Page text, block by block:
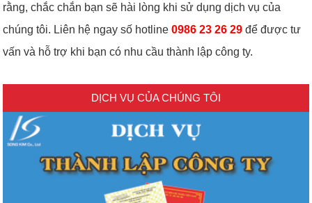
rằng, chắc chắn bạn sẽ hài lòng khi sử dụng dịch vụ của
chúng tôi. Liên hệ ngay số hotline0986 23 26 29 để được tư
vấn và hỗ trợ khi bạn có nhu cầu thành lập công ty.
DỊCH VỤ CỦA CHÚNG TÔI